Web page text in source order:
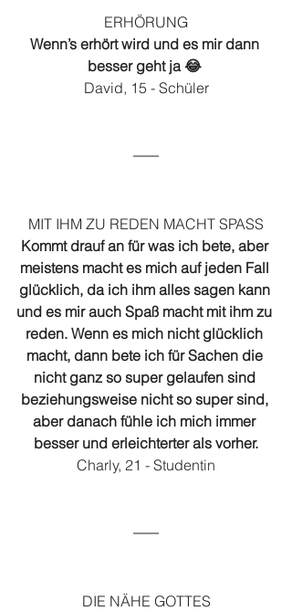
ERHÖRUNG
Wenn’s erhört wird und es mir dann
besser geht ja 😂
David, 15 - Schüler
MIT IHM ZU REDEN MACHT SPASS
Kommt drauf an für was ich bete, aber
meistens macht es mich auf jeden Fall
glücklich, da ich ihm alles sagen kann
und es mir auch Spaß macht mit ihm zu
reden. Wenn es mich nicht glücklich
macht, dann bete ich für Sachen die
nicht ganz so super gelaufen sind
beziehungsweise nicht so super sind,
aber danach fühle ich mich immer
besser und erleichterter als vorher.
Charly, 21 - Studentin
DIE NÄHE GOTTES